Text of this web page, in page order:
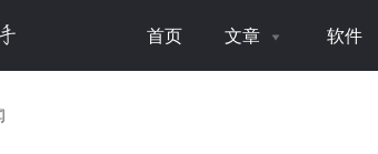
首页 文章 软件